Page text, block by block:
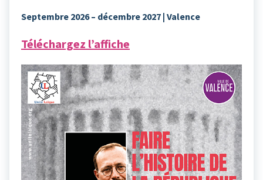
Septembre 2026 – décembre 2027 | Valence
Téléchargez l’affiche